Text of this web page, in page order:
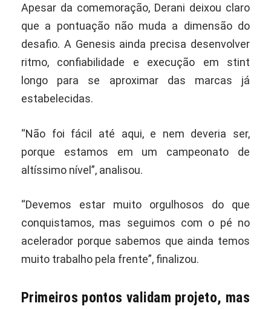
Apesar da comemoração, Derani deixou claro
que a pontuação não muda a dimensão do
desafio. A Genesis ainda precisa desenvolver
ritmo, confiabilidade e execução em stint
longo para se aproximar das marcas já
estabelecidas.
“Não foi fácil até aqui, e nem deveria ser,
porque estamos em um campeonato de
altíssimo nível”, analisou.
“Devemos estar muito orgulhosos do que
conquistamos, mas seguimos com o pé no
acelerador porque sabemos que ainda temos
muito trabalho pela frente”, finalizou.
Primeiros pontos validam projeto, mas